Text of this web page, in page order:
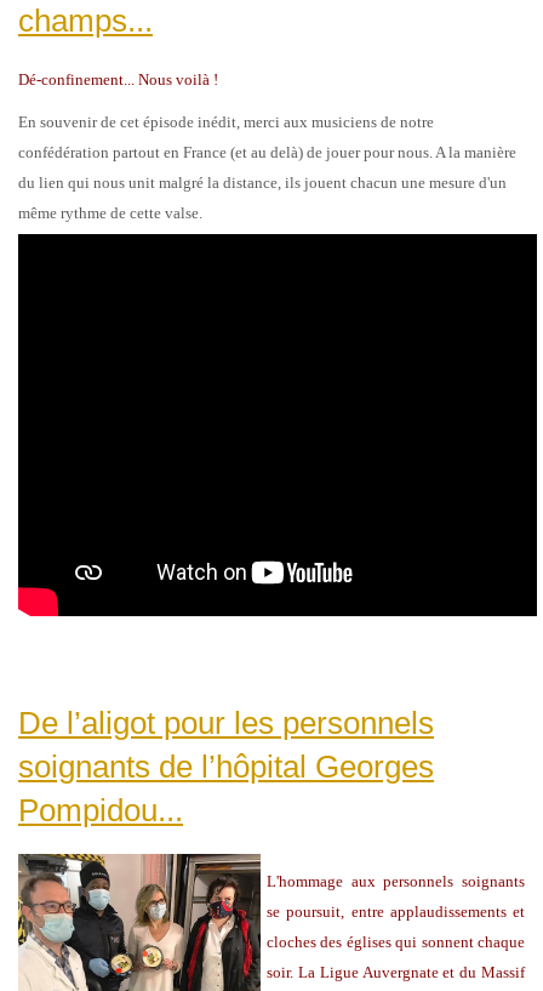
champs...
Dé-confinement... Nous voilà !
En souvenir de cet épisode inédit, merci aux musiciens de notre
confédération partout en France (et au delà) de jouer pour nous. A la manière
du lien qui nous unit malgré la distance, ils jouent chacun une mesure d'un
même rythme de cette valse.
De l’aligot pour les personnels
soignants de l’hôpital Georges
Pompidou...
L'hommage aux personnels soignants
se poursuit, entre applaudissements et
cloches des églises qui sonnent chaque
soir. La Ligue Auvergnate et du Massif